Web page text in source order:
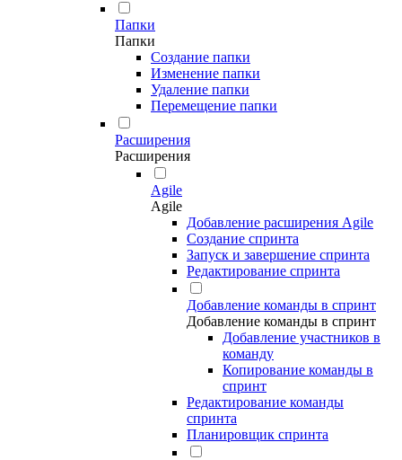
Папки
Папки
Создание папки
Изменение папки
Удаление папки
Перемещение папки
Расширения
Расширения
Agile
Agile
Добавление расширения Agile
Создание спринта
Запуск и завершение спринта
Редактирование спринта
Добавление команды в спринт
Добавление команды в спринт
Добавление участников в
команду
Копирование команды в
спринт
Редактирование команды
спринта
Планировщик спринта